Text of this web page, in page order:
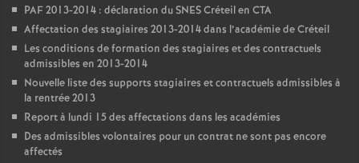
PAF2013-2014 : déclaration duSNESCréteil en CTA
Affectation des stagiaires 2013-2014 dans l’académie de Créteil
Les conditions de formation des stagiaires et des contractuels
admissibles en 2013-2014
Nouvelle liste des supports stagiaires et contractuels admissibles à
la rentrée 2013
Report à lundi 15 des affectations dans les académies
Des admissibles volontaires pour un contrat ne sont pas encore
affectés